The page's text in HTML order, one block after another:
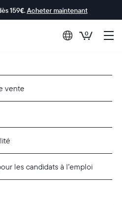
159€.Acheter maintenant
0
vente
les candidats à l’emploi